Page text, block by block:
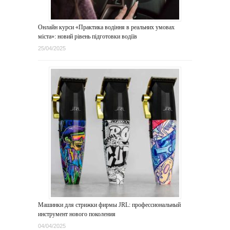
Онлайн курси «Практика водіння в реальних умовах
міста»: новий рівень підготовки водіїв
25/04/2025
Машинки для стрижки фирмы JRL: профессиональный
инструмент нового поколения
04/04/2025